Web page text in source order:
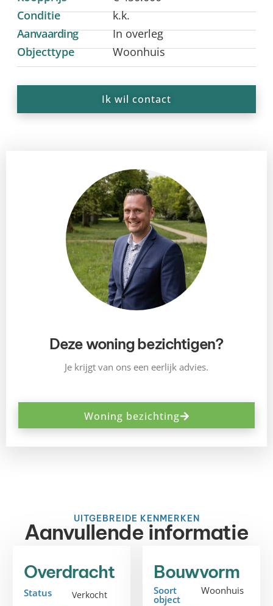
Conditie
k.k.
Aanvaarding
In overleg
Objecttype
Woonhuis
Ik wil contact
Deze woning bezichtigen?
Je krijgt van ons een eerlijk advies.
Woning bezichting
UITGEBREIDE KENMERKEN
Aanvullende informatie
Overdracht
Status Verkocht
Bouwvorm
Soort
object
Woonhuis